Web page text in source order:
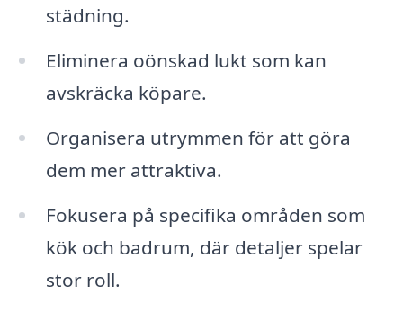
städning.
Eliminera oönskad lukt som kan
avskräcka köpare.
Organisera utrymmen för att göra
dem mer attraktiva.
Fokusera på specifika områden som
kök och badrum, där detaljer spelar
stor roll.